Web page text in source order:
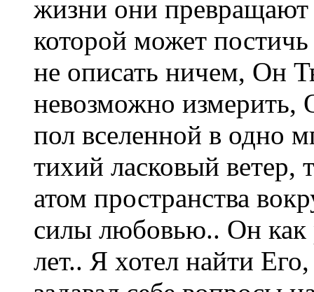
жизни они превращают
которой может постичь
не описать ничем, Он
невозможно измерить,
пол вселенной в одно
тихий ласковый ветер,
атом пространства
силы любовью.. Он как
лет.. Я хотел найти